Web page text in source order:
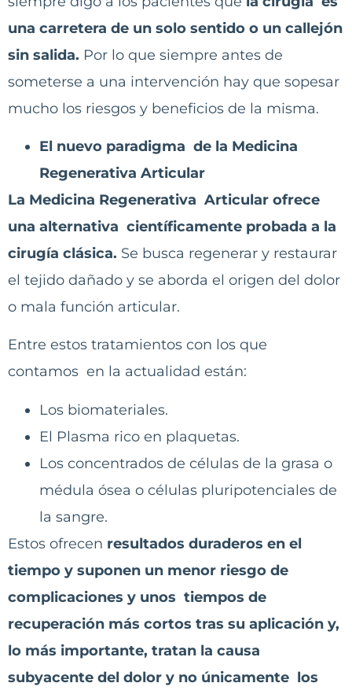
una carretera de un solo sentido o un callejón
sin salida. Por lo que siempre antes de
someterse a una intervención hay que sopesar
mucho los riesgos y beneficios de la misma.
El nuevo paradigma de la Medicina
Regenerativa Articular
La Medicina Regenerativa Articular ofrece
una alternativa científicamente probada a la
cirugía clásica. Se busca regenerar y restaurar
el tejido dañado y se aborda el origen del dolor
o mala función articular.
Entre estos tratamientos con los que
contamos en la actualidad están:
Los biomateriales.
El Plasma rico en plaquetas.
Los concentrados de células de la grasa o
médula ósea o células pluripotenciales de
la sangre.
Estos ofrecen resultados duraderos en el
tiempo y suponen un menor riesgo de
complicaciones y unos tiempos de
recuperación más cortos tras su aplicación y,
lo más importante, tratan la causa
subyacente del dolor y no únicamente los